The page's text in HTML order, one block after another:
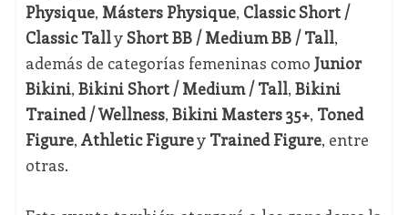
Physique, Másters Physique, Classic Short /
Classic TallyShort BB / Medium BB / Tall,
además de categorías femeninas como Junior
Bikini, Bikini Short / Medium / Tall, Bikini
Trained / Wellness, Bikini Masters 35+, Toned
Figure, Athletic Figurey Trained Figure, entre
otras.